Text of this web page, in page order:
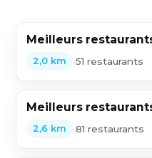
Meilleurs
2,0 km •51 restaurants
Meilleurs
2,6 km •81 restaurants